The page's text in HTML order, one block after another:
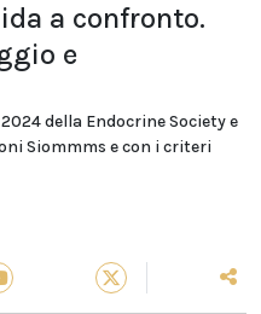
a confronto.
e
della Endocrine Society e
Siommms e con i criteri